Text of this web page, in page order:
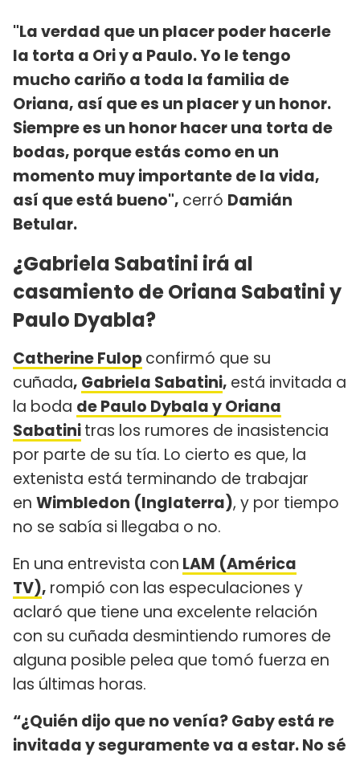
"La verdad que un placer poder hacerle
la torta a Ori y a Paulo. Yo le tengo
mucho cariño a toda la familia de
Oriana, así que es un placer y un honor.
Siempre es un honor hacer una torta de
bodas, porque estás como en un
momento muy importante de la vida,
así que está bueno", cerró Damián
Betular.
¿Gabriela Sabatini irá al
casamiento de Oriana Sabatini y
Paulo Dyabla?
Catherine Fulopconfirmó que su
cuñada, Gabriela Sabatini, está invitada a
la boda de Paulo Dybala y Oriana
Sabatinitras los rumores de inasistencia
por parte de su tía. Lo cierto es que, la
extenista está terminando de trabajar
en Wimbledon (Inglaterra), y por tiempo
no se sabía si llegaba o no.
En una entrevista con LAM (América
TV), rompió con las especulaciones y
aclaró que tiene una excelente relación
con su cuñada desmintiendo rumores de
alguna posible pelea que tomó fuerza en
las últimas horas.
“¿Quién dijo que no venía? Gaby está re
invitada y seguramente va a estar. No sé